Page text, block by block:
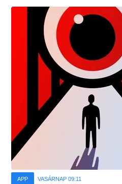
APP VASÁRNAP 09:11